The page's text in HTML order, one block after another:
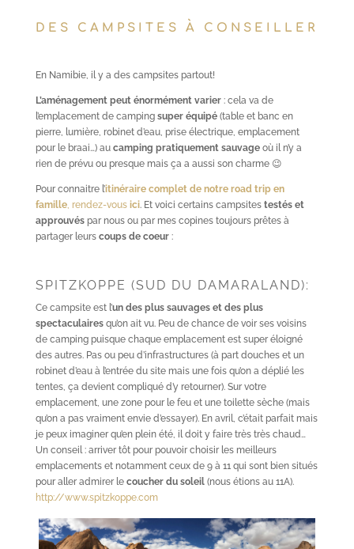
DES CAMPSITES À CONSEILLER
En Namibie, il y a des campsites partout!
L’aménagement peut énormément varier: cela va de
l’emplacement de camping super équipé(table et banc en
pierre, lumière, robinet d’eau, prise électrique, emplacement
pour le braai…) au camping pratiquement sauvageoù il n’y a
rien de prévu ou presque mais ça a aussi son charme 😉
Pour connaitre l’itinéraire complet de notre road trip en
famille, rendez-vous ici. Et voici certains campsites testés et
approuvéspar nous ou par mes copines toujours prêtes à
partager leurs coups de coeur:
SPITZKOPPE (SUD DU DAMARALAND):
Ce campsite est l’un des plus sauvages et des plus
spectaculairesqu’on ait vu. Peu de chance de voir ses voisins
de camping puisque chaque emplacement est super éloigné
des autres. Pas ou peu d’infrastructures (à part douches et un
robinet d’eau à l’entrée du site mais une fois qu’on a déplié les
tentes, ça devient compliqué d’y retourner). Sur votre
emplacement, une zone pour le feu et une toilette sèche (mais
qu’on a pas vraiment envie d’essayer). En avril, c’était parfait mais
je peux imaginer qu’en plein été, il doit y faire très très chaud…
Un conseil : arriver tôt pour pouvoir choisir les meilleurs
emplacements et notamment ceux de 9 à 11 qui sont bien situés
pour aller admirer le coucher du soleil(nous étions au 11A).
http://www.spitzkoppe.com